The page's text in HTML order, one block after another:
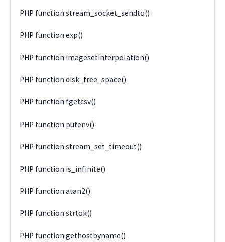
PHP function stream_socket_sendto()
PHP function exp()
PHP function imagesetinterpolation()
PHP function disk_free_space()
PHP function fgetcsv()
PHP function putenv()
PHP function stream_set_timeout()
PHP function is_infinite()
PHP function atan2()
PHP function strtok()
PHP function gethostbyname()